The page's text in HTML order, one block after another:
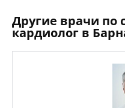
Другие врачи по
кардиолог в